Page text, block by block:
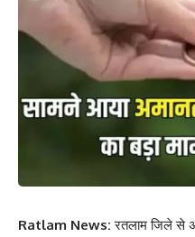
Ratlam News:रतलाम जिले से